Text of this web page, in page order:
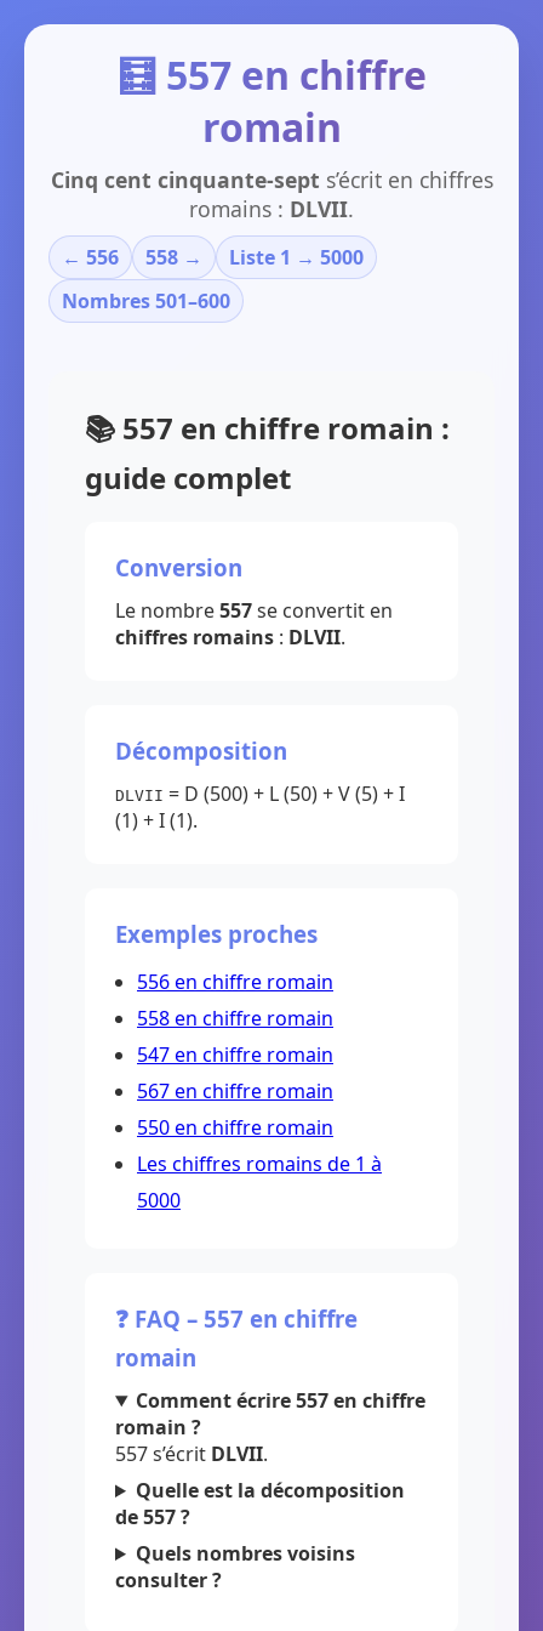
🧮 557 en chiffre
romain
Cinq cent cinquante-sept s’écrit en chiffres
romains : DLVII.
← 556 558 →
Liste 1 → 5000
Nombres 501–600
📚 557 en chiffre romain :
guide complet
Conversion
Le nombre557se convertit en
chiffres romains : DLVII.
Décomposition
DLVII = D (500) + L (50) + V (5) + I
(1) + I (1).
Exemples proches
556 en chiffre romain
558 en chiffre romain
547 en chiffre romain
567 en chiffre romain
550 en chiffre romain
Les chiffres romains de 1 à
5000
❓ FAQ – 557 en chiffre
romain
Comment écrire 557 en chiffre
romain ?
557 s’écrit DLVII.
Quelle est la décomposition
de 557 ?
Quels nombres voisins
consulter ?